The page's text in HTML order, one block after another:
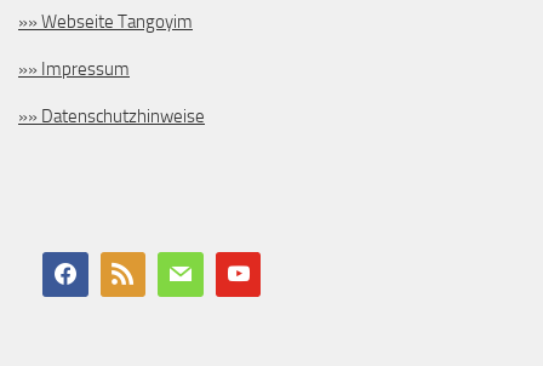
»» Webseite Tangoyim
»» Impressum
»» Datenschutzhinweise